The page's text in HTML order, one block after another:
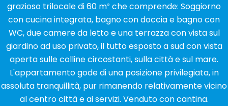
grazioso trilocale di 60 m² che comprende: Soggiorno
con cucina integrata, bagno con doccia e bagno con
WC, due camere da letto e una terrazza con vista sul
giardino ad uso privato, il tutto esposto a sud con vista
aperta sulle colline circostanti, sulla città e sul mare.
L'appartamento gode di una posizione privilegiata, in
assoluta tranquillità, pur rimanendo relativamente vicino
al centro città e ai servizi. Venduto con cantina.